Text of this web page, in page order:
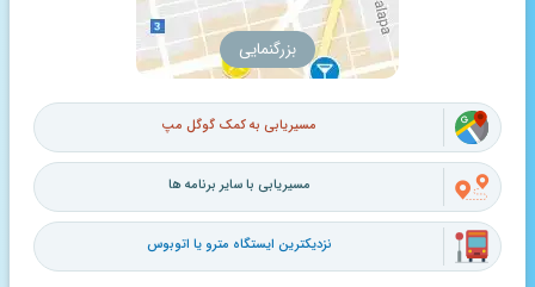
بزرگنمایی
مسیریابی به کمک گوگل مپ
مسیریابی با سایر برنامه ها
نزدیکترین ایستگاه مترو یا اتوبوس